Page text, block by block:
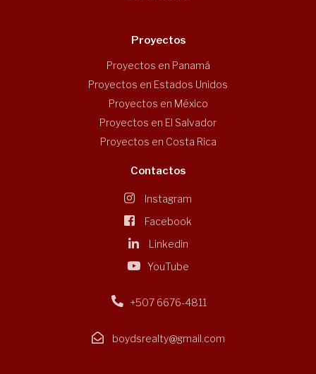
Proyectos
Proyectos en Panamá
Proyectos en Estados Unidos
Proyectos en México
Proyectos en El Salvador
Proyectos en Costa Rica
Contactos
Instagram
Facebook
Linkedin
YouTube
+507 6676-4811
boydsrealty@gmail.com